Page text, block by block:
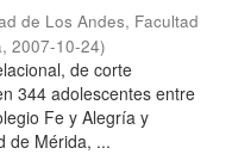
de Los Andes, Facultad
, 2007-10-24)
de corte
344 adolescentes entre
Fe y Alegría y
de Mérida, ...